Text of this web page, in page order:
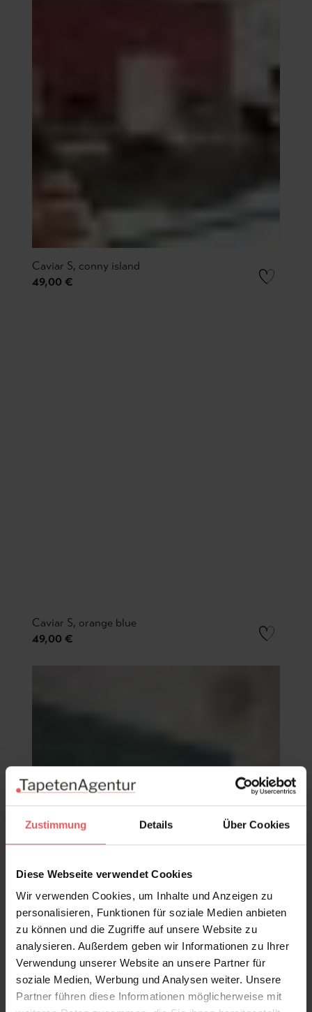
Zustimmung Details Über Cookies
Diese Webseite verwendet Cookies
Wir verwenden Cookies, um Inhalte und Anzeigen zu
personalisieren, Funktionen für soziale Medien anbieten
zu können und die Zugriffe auf unsere Website zu
analysieren. Außerdem geben wir Informationen zu Ihrer
Verwendung unserer Website an unsere Partner für
soziale Medien, Werbung und Analysen weiter. Unsere
Partner führen diese Informationen möglicherweise mit
Caviar S, conny island
49,00 €
Caviar S, orange blue
49,00 €
Caviar S, santo andré
49,00 €